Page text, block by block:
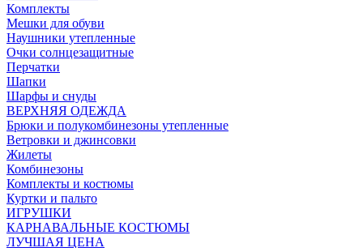
Комплекты
Мешки для обуви
Наушники утепленные
Очки солнцезащитные
Перчатки
Шапки
Шарфы и снуды
ВЕРХНЯЯ ОДЕЖДА
Брюки и полукомбинезоны утепленные
Ветровки и джинсовки
Жилеты
Комбинезоны
Комплекты и костюмы
Куртки и пальто
ИГРУШКИ
КАРНАВАЛЬНЫЕ КОСТЮМЫ
ЛУЧШАЯ ЦЕНА